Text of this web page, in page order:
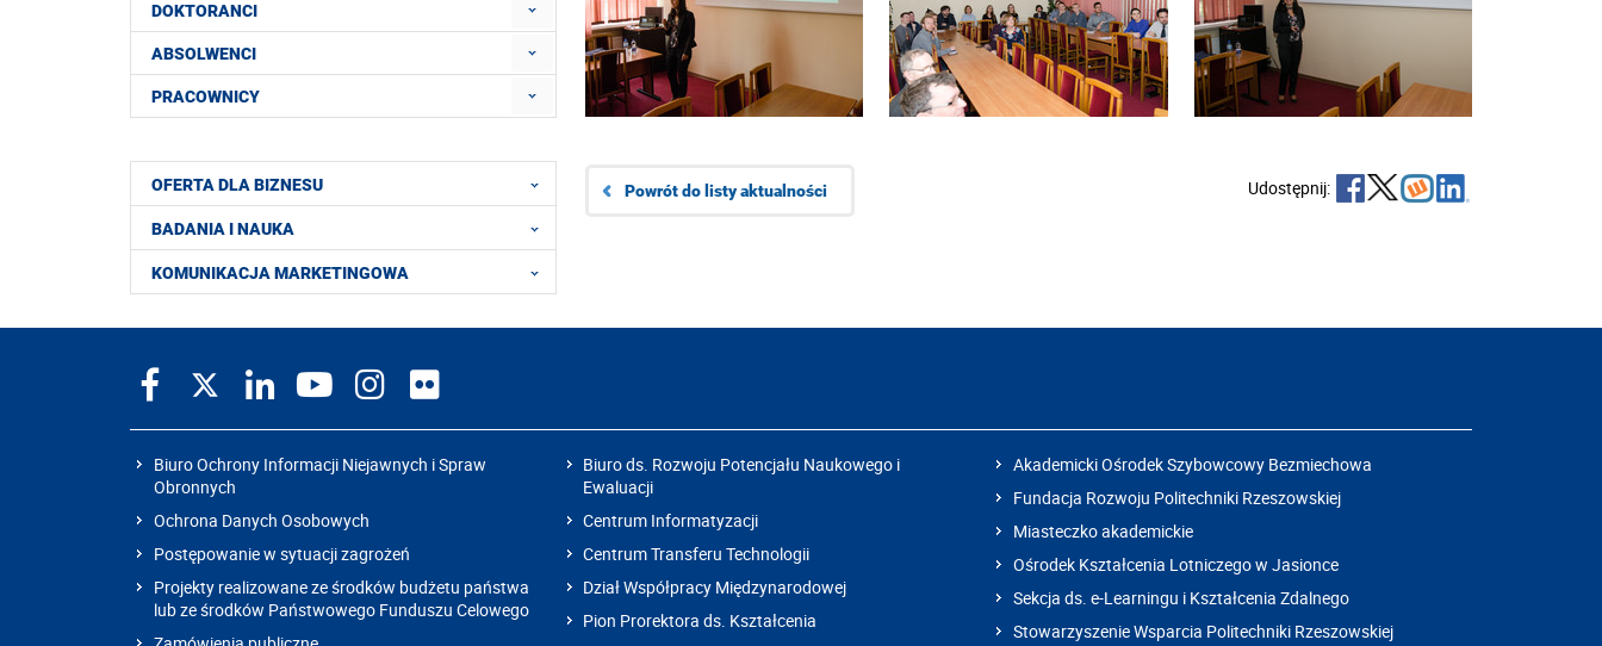
Udostępnij:
Powrót do listy aktualności
DOKTORANCI
ABSOLWENCI
PRACOWNICY
OFERTA DLA BIZNESU
BADANIA I NAUKA
KOMUNIKACJA MARKETINGOWA
Biuro Ochrony Informacji Niejawnych i Spraw
Obronnych
Ochrona Danych Osobowych
Postępowanie w sytuacji zagrożeń
Projekty realizowane ze środków budżetu państwa
lub ze środków Państwowego Funduszu Celowego
Biuro ds. Rozwoju Potencjału Naukowego i
Ewaluacji
Centrum Informatyzacji
Centrum Transferu Technologii
Dział Współpracy Międzynarodowej
Pion Prorektora ds. Kształcenia
Akademicki Ośrodek Szybowcowy Bezmiechowa
Fundacja Rozwoju Politechniki Rzeszowskiej
Miasteczko akademickie
Ośrodek Kształcenia Lotniczego w Jasionce
Sekcja ds. e-Learningu i Kształcenia Zdalnego
Stowarzyszenie Wsparcia Politechniki Rzeszowskiej